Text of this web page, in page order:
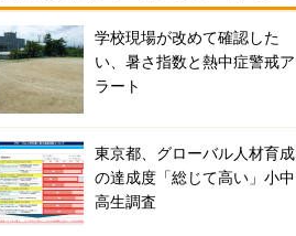
学校現場が改めて確認した
い、暑さ指数と熱中症警戒ア
ラート
東京都、グローバル人材育成
の達成度「総じて高い」小中
高生調査